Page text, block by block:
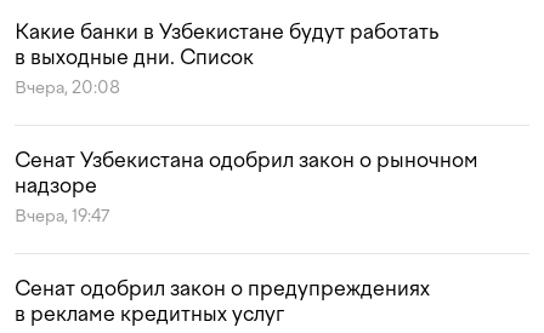
Какие банки в Узбекистане будут работать
в выходные дни. Список
Вчера, 20:08
Сенат Узбекистана одобрил закон о рыночном
надзоре
Вчера, 19:47
Сенат одобрил закон о предупреждениях
в рекламе кредитных услуг